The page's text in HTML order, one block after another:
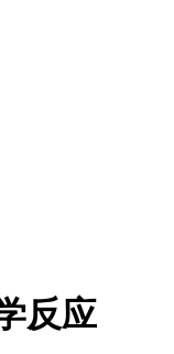
反应